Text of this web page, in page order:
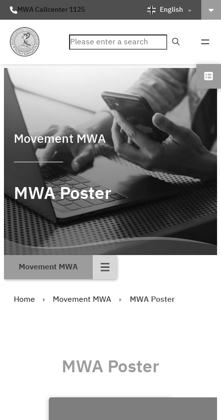
MWA Callcenter 1125 English
ค้นหา
Movement MWA
MWA Poster
Movement MWA
Home Movement MWA MWA Poster
MWA Poster